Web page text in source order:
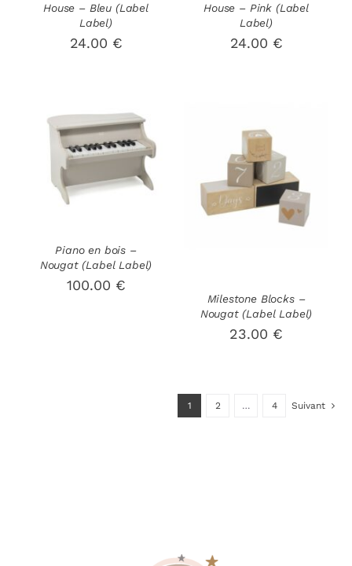
House – Bleu (Label
Label)
24.00 €
House – Pink (Label
Label)
24.00 €
AJOUTER AU
PANIER
/
Piano en bois –
Nougat (Label Label)
100.00 €
AJOUTER AU
PANIER
/
DÉTAILS
Milestone Blocks –
Nougat (Label Label)
23.00 €
1 2 … 4 Suivant